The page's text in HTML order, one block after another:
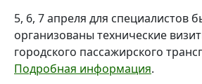
5, 6, 7 апреля для специалистов
организованы технические
городского пассажирского
Подробная информация.